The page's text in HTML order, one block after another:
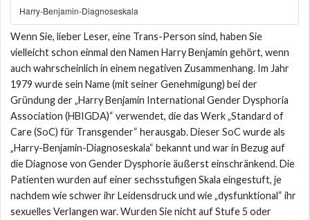
Harry-Benjamin-Diagnoseskala
Wenn Sie, lieber Leser, eine Trans-Person sind, haben Sie
vielleicht schon einmal den Namen Harry Benjamin gehört, wenn
auch wahrscheinlich in einem negativen Zusammenhang. Im Jahr
1979 wurde sein Name (mit seiner Genehmigung) bei der
Gründung der „Harry Benjamin International Gender Dysphoria
Association (HBIGDA)“ verwendet, die das Werk „Standard of
Care (SoC) für Transgender“ herausgab. Dieser SoC wurde als
„Harry-Benjamin-Diagnoseskala“ bekannt und war in Bezug auf
die Diagnose von Gender Dysphorie äußerst einschränkend. Die
Patienten wurden auf einer sechsstufigen Skala eingestuft, je
nachdem wie schwer ihr Leidensdruck und wie „dysfunktional“ ihr
sexuelles Verlangen war. Wurden Sie nicht auf Stufe 5 oder